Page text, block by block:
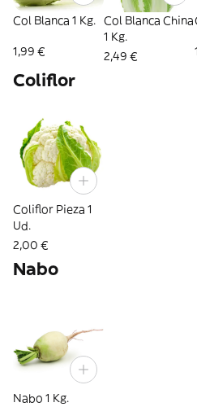
Col Blanca 1 Kg.
1,99 €
Col Blanca China
1 Kg.
2,49 €
Coliflor
Coliflor Pieza 1
Ud.
2,00 €
Nabo
Nabo 1 Kg.